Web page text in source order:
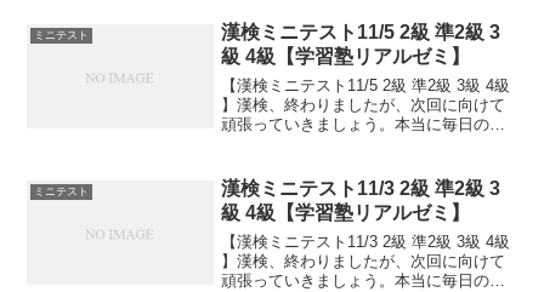
ミニテスト
漢検ミニテスト11/5 2級 準2級 3
級 4級【学習塾リアルゼミ】
【漢検ミニテスト11/5 2級 準2級 3級 4級
】漢検、終わりましたが、次回に向けて
頑張っていきましょう。本当に毎日の積
里の道も一歩から。日々是精進、継続は
力なり！...
ミニテスト
漢検ミニテスト11/3 2級 準2級 3
級 4級【学習塾リアルゼミ】
【漢検ミニテスト11/3 2級 準2級 3級 4級
】漢検、終わりましたが、次回に向けて
頑張っていきましょう。本当に毎日の積